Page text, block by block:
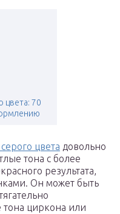
цвета: 70
цвета довольно
тона с более
результата,
Он может быть
тона циркона или